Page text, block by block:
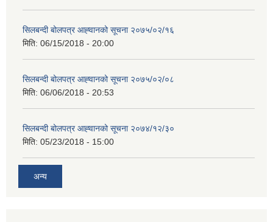
सिलबन्दी बोलपत्र आह्‍वानको सूचना २०७५/०२/१६
मिति: 06/15/2018 - 20:00
सिलबन्दी बोलपत्र आह्‍वानको सूचना २०७५/०२/०८
मिति: 06/06/2018 - 20:53
सिलबन्दी बोलपत्र आह्‍वानको सूचना २०७४/१२/३०
मिति: 05/23/2018 - 15:00
अन्य